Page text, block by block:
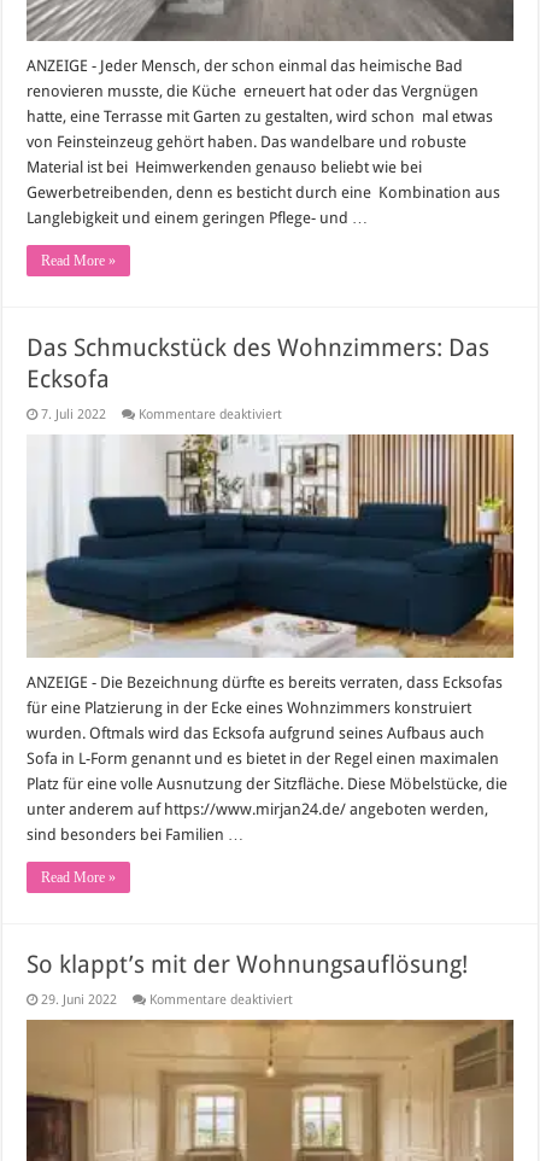
ANZEIGE - Jeder Mensch, der schon einmal das heimische Bad
renovieren musste, die Küche erneuert hat oder das Vergnügen
hatte, eine Terrasse mit Garten zu gestalten, wird schon mal etwas
von Feinsteinzeug gehört haben. Das wandelbare und robuste
Material ist bei Heimwerkenden genauso beliebt wie bei
Gewerbetreibenden, denn es besticht durch eine Kombination aus
Langlebigkeit und einem geringen Pflege- und …
Read More »
Das Schmuckstück des Wohnzimmers: Das
Ecksofa
7. Juli 2022 Kommentare deaktiviertfür
Schmuckstück
des
Wohnzimmers:
Das
Ecksofa
ANZEIGE - Die Bezeichnung dürfte es bereits verraten, dass Ecksofas
für eine Platzierung in der Ecke eines Wohnzimmers konstruiert
wurden. Oftmals wird das Ecksofa aufgrund seines Aufbaus auch
Sofa in L-Form genannt und es bietet in der Regel einen maximalen
Platz für eine volle Ausnutzung der Sitzfläche. Diese Möbelstücke, die
unter anderem auf https://www.mirjan24.de/ angeboten werden,
sind besonders bei Familien …
Read More »
So klappt’s mit der Wohnungsauflösung!
29. Juni 2022 Kommentare deaktiviertfür
klappt’s
der
Wohnungsauflösung!